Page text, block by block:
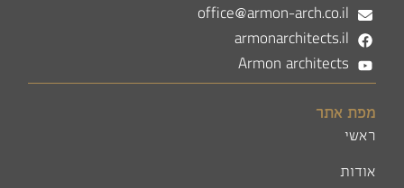
office@armon-arch.co.il
armonarchitects.il
Armon architects
מפת אתר
ראשי
אודות